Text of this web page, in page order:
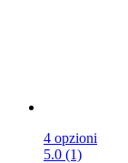
4 opzioni
5.0 (1)